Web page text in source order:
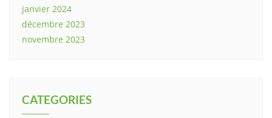
janvier 2024
décembre 2023
novembre 2023
CATEGORIES